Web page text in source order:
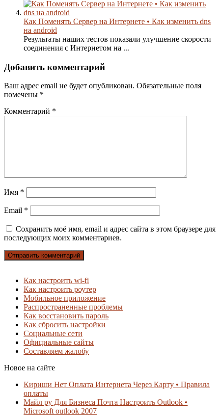
Как Поменять Сервер на Интернете • Как изменить dns
на android
Результаты наших тестов показали улучшение скорости
соединения с Интернетом на ...
Добавить комментарий
Ваш адрес email не будет опубликован. Обязательные поля
помечены *
Комментарий *
Имя *
Email *
Сохранить моё имя, email и адрес сайта в этом браузере для
последующих моих комментариев.
Как настроить wi-fi
Как настроить роутер
Мобильное приложение
Распространенные проблемы
Как восстановить пароль
Как сбросить настройки
Социальные сети
Официальные сайты
Составляем жалобу
Новое на сайте
Кириши Нет Оплата Интернета Через Карту • Правила
оплаты
Майл ру Для Бизнеса Почта Настроить Outlook •
Microsoft outlook 2007